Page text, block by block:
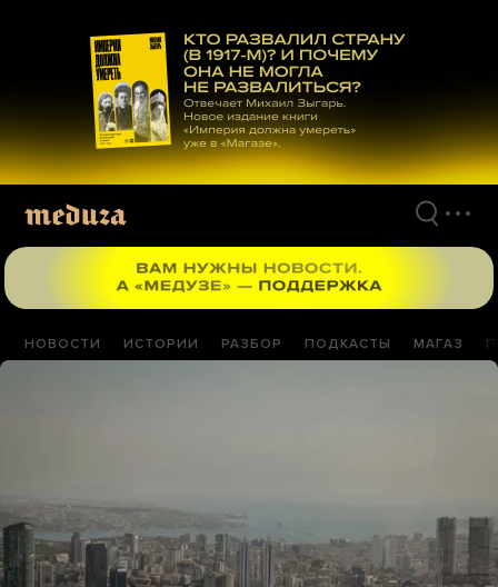
материалам
НОВОСТИ ИСТОРИИ РАЗБОР ПОДКАСТЫ МАГАЗ